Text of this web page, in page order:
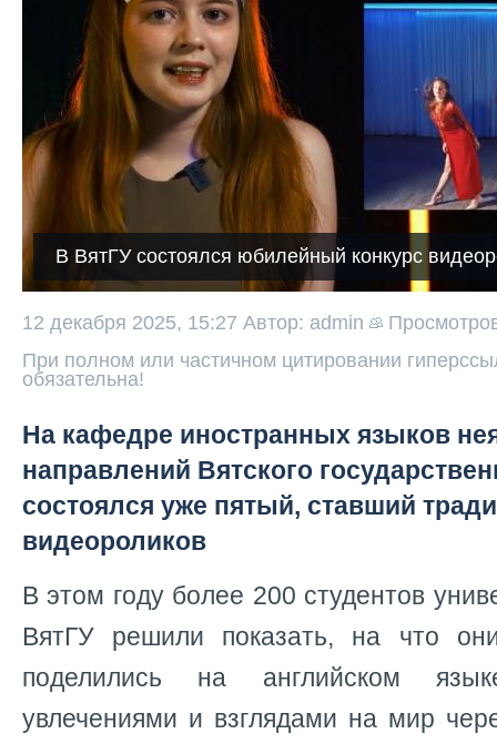
В ВятГУ состоялся юбилейный конкурс
12 декабря 2025, 15:27 Автор: admin
При полном или частичном цитировании
обязательна!
На кафедре иностранных языков
направлений Вятского
состоялся уже пятый, ставший
видеороликов
В этом году более 200 студентов
ВятГУ решили показать, на что
поделились на английском
увлечениями и взглядами на мир